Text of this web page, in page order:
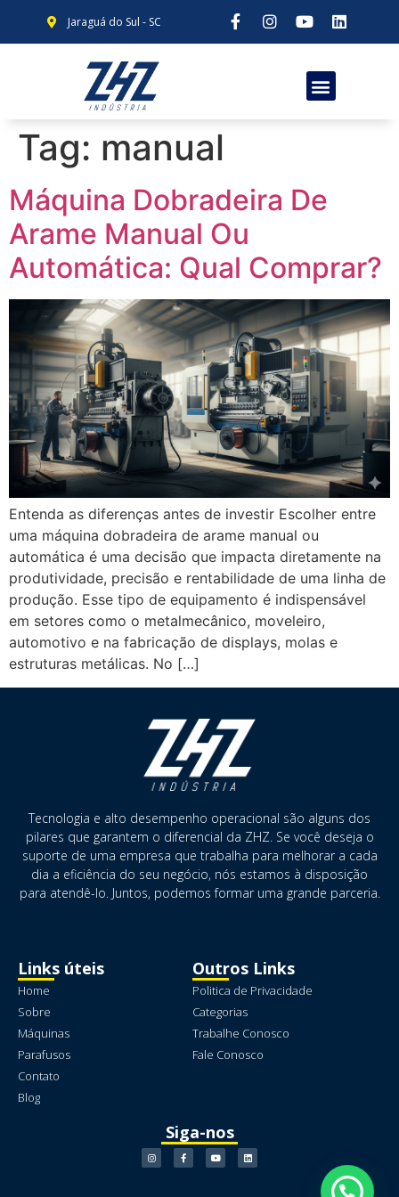
Jaraguá do Sul - SC
Tag: manual
Máquina Dobradeira De
Arame Manual Ou
Automática: Qual Comprar?
Entenda as diferenças antes de investir Escolher entre
uma máquina dobradeira de arame manual ou
automática é uma decisão que impacta diretamente na
produtividade, precisão e rentabilidade de uma linha de
produção. Esse tipo de equipamento é indispensável
em setores como o metalmecânico, moveleiro,
automotivo e na fabricação de displays, molas e
estruturas metálicas. No […]
Tecnologia e alto desempenho operacional são alguns dos
pilares que garantem o diferencial da ZHZ. Se você deseja o
suporte de uma empresa que trabalha para melhorar a cada
dia a eficiência do seu negócio, nós estamos à disposição
para atendê-lo. Juntos, podemos formar uma grande parceria.
Links úteis
Home
Sobre
Máquinas
Parafusos
Contato
Blog
Outros Links
Politica de Privacidade
Categorias
Trabalhe Conosco
Fale Conosco
Siga-nos